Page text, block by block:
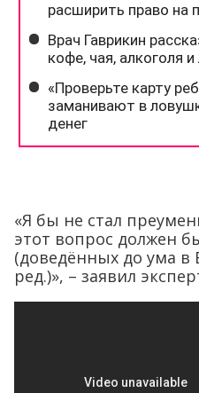
«Я бы не стал
этот вопрос должен
(доведённых до ума в
ред.)», – заявил